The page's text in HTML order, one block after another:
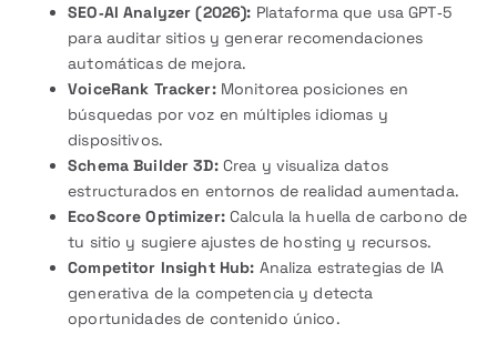
SEO‑AI Analyzer (2026): Plataforma que usa GPT‑5
para auditar sitios y generar recomendaciones
automáticas de mejora.
VoiceRank Tracker:Monitorea posiciones en
búsquedas por voz en múltiples idiomas y
dispositivos.
Schema Builder 3D:Crea y visualiza datos
estructurados en entornos de realidad aumentada.
EcoScore Optimizer:Calcula la huella de carbono de
tu sitio y sugiere ajustes de hosting y recursos.
Competitor Insight Hub: Analiza estrategias de IA
generativa de la competencia y detecta
oportunidades de contenido único.